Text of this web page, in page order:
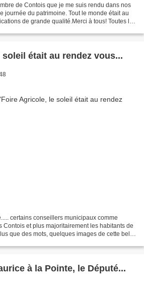
de Contois que je me suis rendu dans nos
journée du patrimoine. Tout le monde était au
de grande qualité.Merci à tous! Toutes les
était au rendez vous...
certains conseillers municipaux comme
Contois et plus majoritairement les habitants de
que des mots, quelques images de cette belle
à la Pointe, le Député...